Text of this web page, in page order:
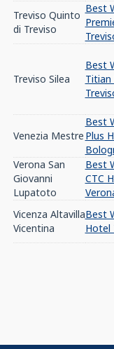
Treviso Quinto
di Treviso
Best
Treviso Silea
Best
Venezia Mestre
Best
Plus
Verona San
Giovanni
Lupatoto
Best
CTC
Vicenza Altavilla
Vicentina
Best
Hotel